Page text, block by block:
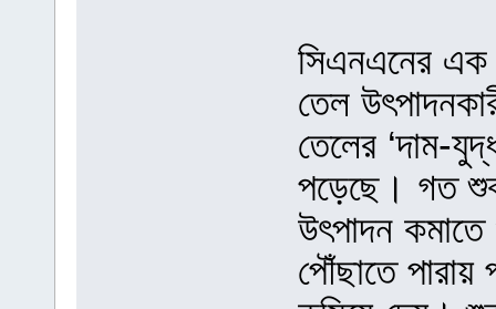
সিএনএনের এক
তেল
তেলের ‘দাম-
পড়েছে। গত
উৎপাদন
পৌঁছাতে